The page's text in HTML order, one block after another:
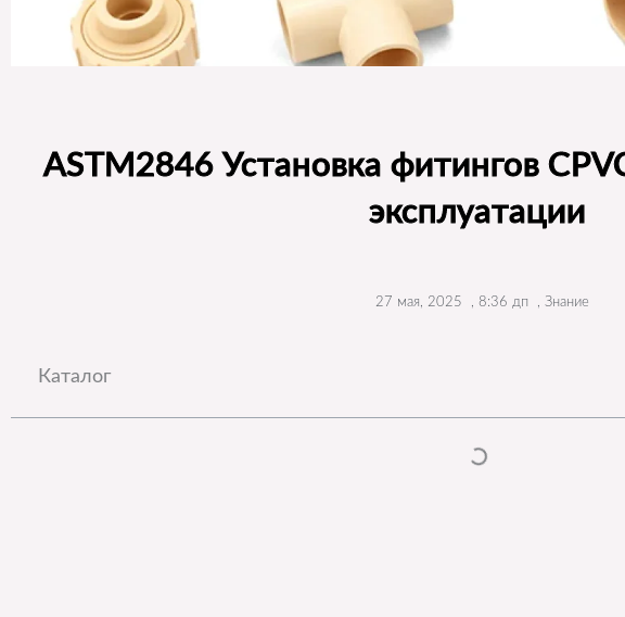
ASTM2846 Установка фитингов
эксплуатации
27 мая, 2025 , 8:36 дп , Знание
Каталог